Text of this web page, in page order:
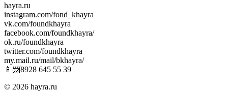
hayra.ru
instagram.com/fond_khayra
vk.com/foundkhayra
facebook.com/foundkhayra/
ok.ru/foundkhayra
twitter.com/foundkhayra
my.mail.ru/mail/bkhayra/
📱📨8928 645 55 39
© 2026 hayra.ru